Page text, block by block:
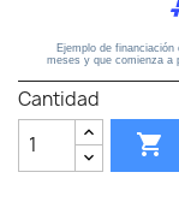
Cantidad
